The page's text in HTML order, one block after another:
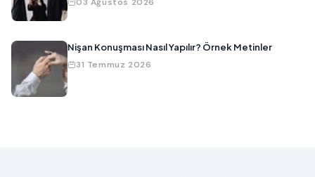
03 Ağustos 2026
Nişan Konuşması Nasıl Yapılır? Örnek Metinler
31 Temmuz 2026